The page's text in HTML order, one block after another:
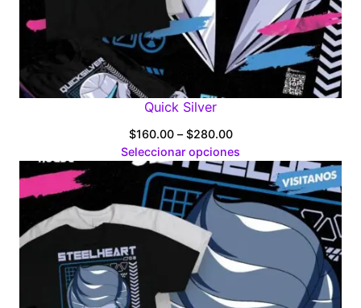
Quick Silver
$160.00 – $280.00Price
range:
$160.00
through
$280.00
Seleccionar opciones